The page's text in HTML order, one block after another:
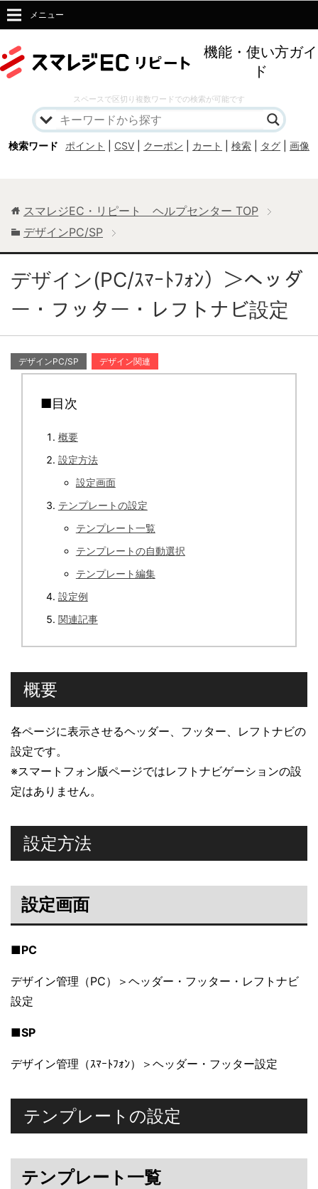
機能・使い方ガイ
ド
スペースで区切り複数ワードでの検索が可能です
検索ワード ポイント CSV クーポン カート 検索 タグ 画像
メニュー
スマレジEC・リピート ヘルプセンター TOP
デザインPC/SP
デザイン(PC/ｽﾏｰﾄﾌｫﾝ）＞ヘッダ
ー・フッター・レフトナビ設定
デザインPC/SP デザイン関連
■目次
概要
設定方法
設定画面
テンプレートの設定
テンプレート一覧
テンプレートの自動選択
テンプレート編集
設定例
関連記事
概要
各ページに表示させるヘッダー、フッター、レフトナビの
設定です。
※スマートフォン版ページではレフトナビゲーションの設
定はありません。
設定方法
設定画面
■PC
デザイン管理（PC）＞ヘッダー・フッター・レフトナビ
設定
■SP
デザイン管理（ｽﾏｰﾄﾌｫﾝ）＞ヘッダー・フッター設定
テンプレートの設定
テンプレート一覧